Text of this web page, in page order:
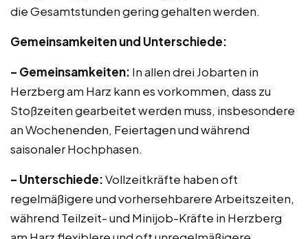
die Gesamtstunden gering gehalten werden.
Gemeinsamkeiten und Unterschiede:
– Gemeinsamkeiten: In allen drei Jobarten in
Herzberg am Harz kann es vorkommen, dass zu
Stoßzeiten gearbeitet werden muss, insbesondere
an Wochenenden, Feiertagen und während
saisonaler Hochphasen.
– Unterschiede:Vollzeitkräfte haben oft
regelmäßigere und vorhersehbarere Arbeitszeiten,
während Teilzeit- und Minijob-Kräfte in Herzberg